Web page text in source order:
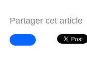
Partager cet article